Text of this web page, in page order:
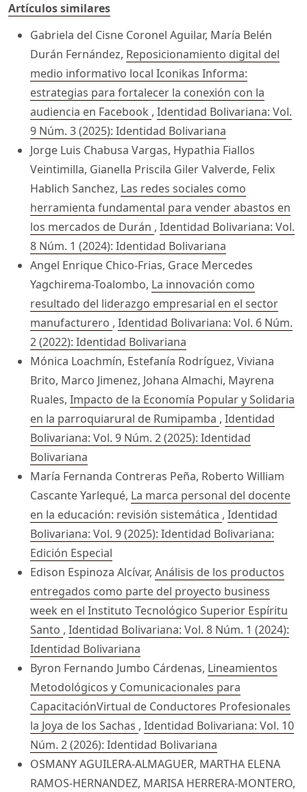
Artículos similares
Gabriela del Cisne Coronel Aguilar, María Belén
Durán Fernández, Reposicionamiento digital del
medio informativo local Iconikas Informa:
estrategias para fortalecer la conexión con la
audiencia en Facebook , Identidad Bolivariana: Vol.
9 Núm. 3 (2025): Identidad Bolivariana
Jorge Luis Chabusa Vargas, Hypathia Fiallos
Veintimilla, Gianella Priscila Giler Valverde, Felix
Hablich Sanchez, Las redes sociales como
herramienta fundamental para vender abastos en
los mercados de Durán , Identidad Bolivariana: Vol.
8 Núm. 1 (2024): Identidad Bolivariana
Angel Enrique Chico-Frias, Grace Mercedes
Yagchirema-Toalombo, La innovación como
resultado del liderazgo empresarial en el sector
manufacturero , Identidad Bolivariana: Vol. 6 Núm.
2 (2022): Identidad Bolivariana
Mónica Loachmín, Estefanía Rodríguez, Viviana
Brito, Marco Jimenez, Johana Almachi, Mayrena
Ruales, Impacto de la Economía Popular y Solidaria
en la parroquiarural de Rumipamba , Identidad
Bolivariana: Vol. 9 Núm. 2 (2025): Identidad
Bolivariana
María Fernanda Contreras Peña, Roberto William
Cascante Yarlequé, La marca personal del docente
en la educación: revisión sistemática , Identidad
Bolivariana: Vol. 9 (2025): Identidad Bolivariana:
Edición Especial
Edison Espinoza Alcívar, Análisis de los productos
entregados como parte del proyecto business
week en el Instituto Tecnológico Superior Espíritu
Santo , Identidad Bolivariana: Vol. 8 Núm. 1 (2024):
Identidad Bolivariana
Byron Fernando Jumbo Cárdenas, Lineamientos
Metodológicos y Comunicacionales para
CapacitaciónVirtual de Conductores Profesionales
la Joya de los Sachas , Identidad Bolivariana: Vol. 10
Núm. 2 (2026): Identidad Bolivariana
OSMANY AGUILERA-ALMAGUER, MARTHA ELENA
RAMOS-HERNANDEZ, MARISA HERRERA-MONTERO,